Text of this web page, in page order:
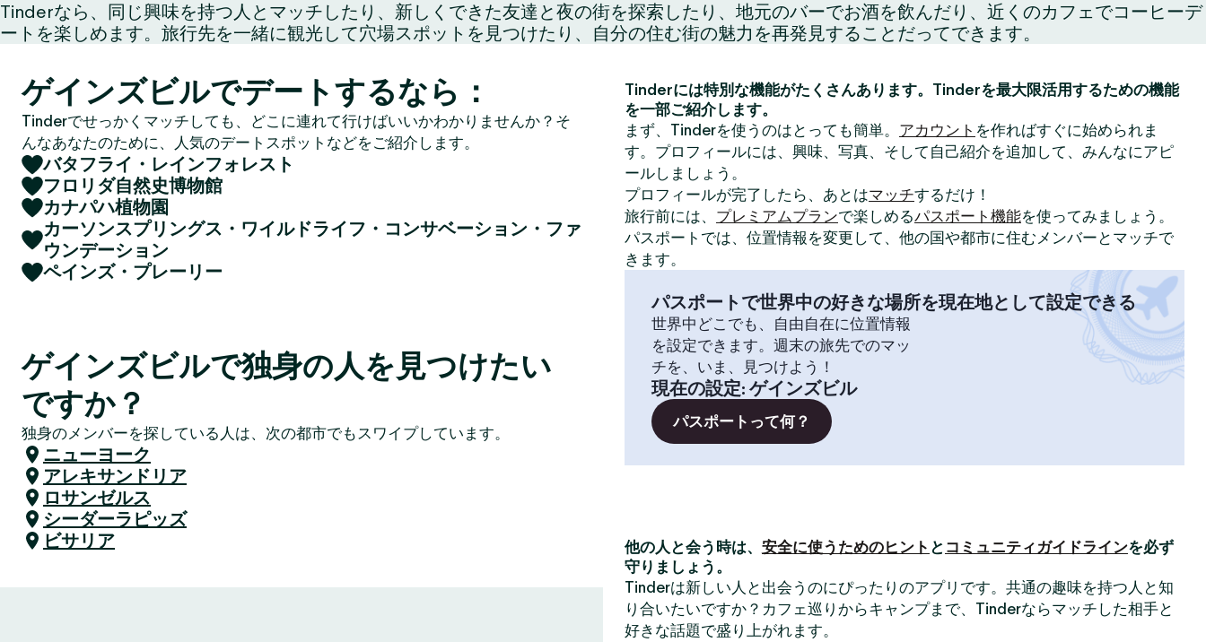
Tinderなら、同じ興味を持つ人とマッチしたり、新しくできた友達と夜の街を探索したり、地元のバーでお酒を飲んだり、近くのカフェでコーヒーデ
ートを楽しめます。旅行先を一緒に観光して穴場スポットを見つけたり、自分の住む街の魅力を再発見することだってできます。
ゲインズビルでデートするなら：
Tinderでせっかくマッチしても、どこに連れて行けばいいかわかりませんか？そ
んなあなたのために、人気のデートスポットなどをご紹介します。
バタフライ・レインフォレスト
フロリダ自然史博物館
カナパハ植物園
カーソンスプリングス・ワイルドライフ・コンサベーション・ファ
ウンデーション
ペインズ・プレーリー
ゲインズビルで独身の人を見つけたい
ですか？
独身のメンバーを探している人は、次の都市でもスワイプしています。
ニューヨーク
アレキサンドリア
ロサンゼルス
シーダーラピッズ
ビサリア
Tinderには特別な機能がたくさんあります。Tinderを最大限活用するための機能
を一部ご紹介します。
まず、Tinderを使うのはとっても簡単。 アカウント を作ればすぐに始められま
す。プロフィールには、興味、写真、そして自己紹介を追加して、みんなにアピ
ールしましょう。
プロフィールが完了したら、あとはマッチするだけ！
旅行前には、 プレミアムプランで楽しめるパスポート機能を使ってみましょう。
パスポートでは、位置情報を変更して、他の国や都市に住むメンバーとマッチで
きます。
パスポートで世界中の好きな場所を現在地として設定できる
世界中どこでも、自由自在に位置情報
を設定できます。週末の旅先でのマッ
チを、いま、見つけよう！
現在の設定: ゲインズビル
パスポートって何？
他の人と会う時は、 安全に使うためのヒント と コミュニティガイドラインを必ず
守りましょう。
Tinderは新しい人と出会うのにぴったりのアプリです。共通の趣味を持つ人と知
り合いたいですか？カフェ巡りからキャンプまで、Tinderならマッチした相手と
好きな話題で盛り上がれます。